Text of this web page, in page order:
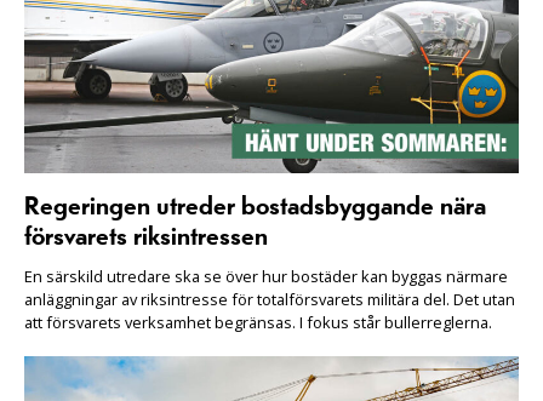
Regeringen utreder bostadsbyggande nära
försvarets riksintressen
En särskild utredare ska se över hur bostäder kan byggas närmare
anläggningar av riksintresse för totalförsvarets militära del. Det utan
att försvarets verksamhet begränsas. I fokus står bullerreglerna.